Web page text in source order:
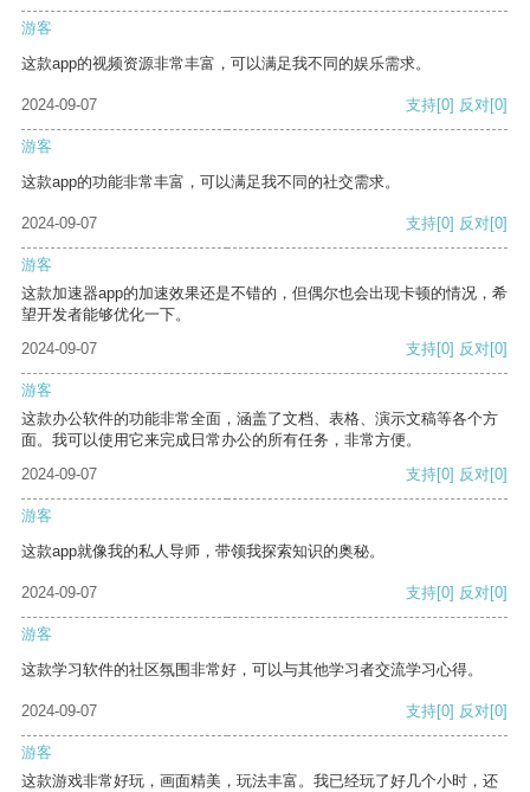
游客
这款app的视频资源非常丰富，可以满足我不同的娱乐需求。
2024-09-07 支持[0] 反对[0]
游客
这款app的功能非常丰富，可以满足我不同的社交需求。
2024-09-07 支持[0] 反对[0]
游客
这款加速器app的加速效果还是不错的，但偶尔也会出现卡顿的情况，希
望开发者能够优化一下。
2024-09-07
支持[0] 反对[0]
游客
这款办公软件的功能非常全面，涵盖了文档、表格、演示文稿等各个方
面。我可以使用它来完成日常办公的所有任务，非常方便。
2024-09-07
支持[0] 反对[0]
游客
这款app就像我的私人导师，带领我探索知识的奥秘。
2024-09-07 支持[0] 反对[0]
游客
这款学习软件的社区氛围非常好，可以与其他学习者交流学习心得。
2024-09-07 支持[0] 反对[0]
游客
这款游戏非常好玩，画面精美，玩法丰富。我已经玩了好几个小时，还